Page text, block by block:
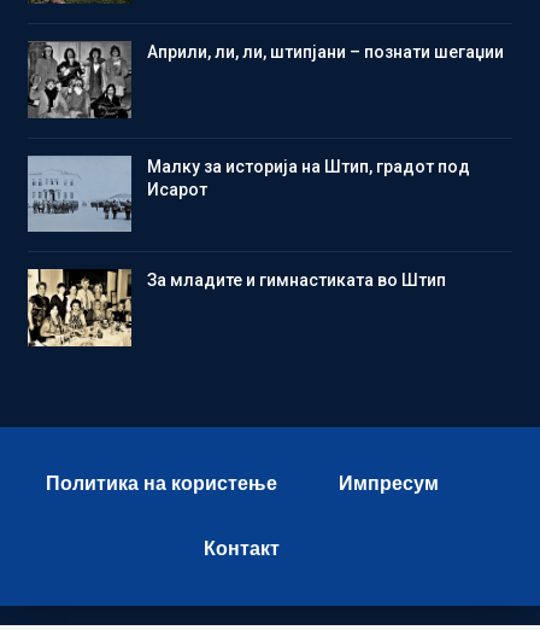
Aприли, ли, ли, штипјани – познати шегаџии
Малку за историја на Штип, градот под
Исарот
Зa младите и гимнастиката во Штип
Политика на користење Импресум
Контакт